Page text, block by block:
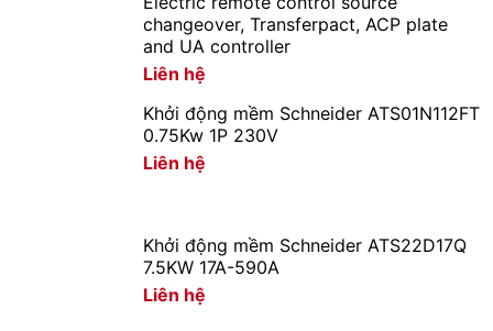
changeover, Transferpact, ACP plate
and UA controller
Liên hệ
Khởi động mềm Schneider ATS01N112FT
0.75Kw 1P 230V
Liên hệ
Khởi động mềm Schneider ATS22D17Q
7.5KW 17A-590A
Liên hệ